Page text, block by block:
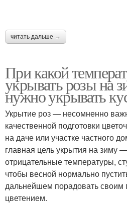
читать дальше →
При какой
укрывать розы на
нужно укрывать
Укрытие роз — несомненно
качественной подготовки
на даче или участке частного
главная цель укрытия на зиму
отрицательные температуры,
чтобы весной нормально
дальнейшем порадовать
цветением.